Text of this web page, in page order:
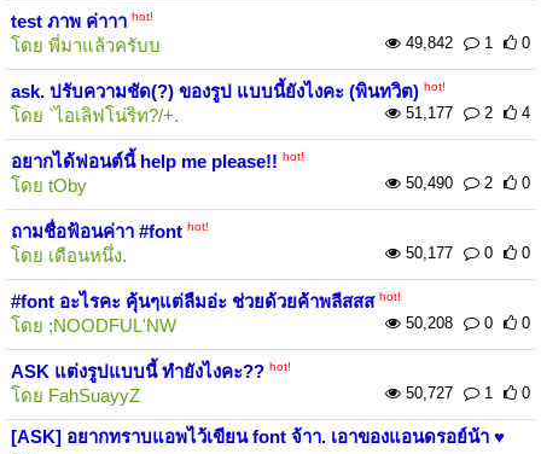
test ภาพ ค่าาา hot!
โดย พี่มาแล้วครับบ 49,842 1 0
ask. ปรับความชัด(?) ของรูป แบบนี้ยังไงคะ (พินทวิต) hot!
โดย `ไอเลิฟโน่ริท?/+. 51,177 2 4
อยากได้ฟอนต์นี้ help me please!! hot!
โดย tOby 50,490 2 0
ถามชื่อฟ้อนค่าา #font hot!
โดย เดือนหนึ่ง. 50,177 0 0
#font อะไรคะ คุ้นๆแต่ลืมอ่ะ ช่วยด้วยค้าพลีสสส hot!
โดย ;NOODFUL'NW 50,208 0 0
ASK แต่งรูปแบบนี้ ทำยังไงคะ?? hot!
โดย FahSuayyZ 50,727 1 0
[ASK] อยากทราบแอพไว้เขียน font จ้าา. เอาของแอนดรอย์น้า ♥